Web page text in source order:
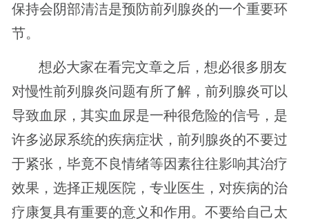
保持会阴部清洁是预防前列腺炎的一个重要环
节。
想必大家在看完文章之后，想必很多朋友
对慢性前列腺炎问题有所了解，前列腺炎可以
导致血尿，其实血尿是一种很危险的信号，是
许多泌尿系统的疾病症状，前列腺炎的不要过
于紧张，毕竟不良情绪等因素往往影响其治疗
效果，选择正规医院，专业医生，对疾病的治
疗康复具有重要的意义和作用。不要给自己太